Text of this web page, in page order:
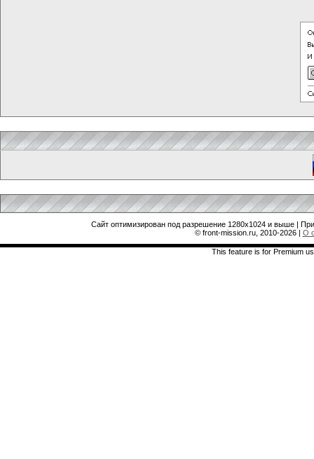
Сайт оптимизирован под разрешение 1280x1024 и выше |
© front-mission.ru, 2010-2026| О
This feature is for Premium